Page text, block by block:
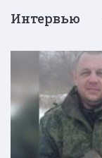
Интервью